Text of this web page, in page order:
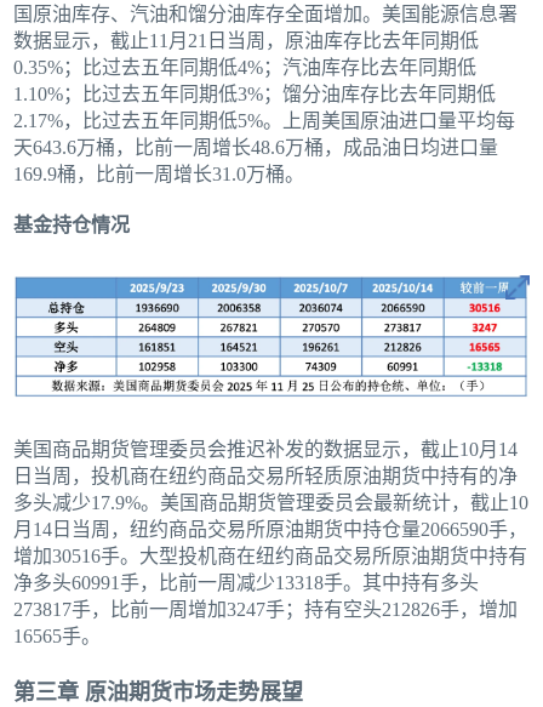
国原油库存、汽油和馏分油库存全面增加。美国能源信息署
数据显示，截止11月21日当周，原油库存比去年同期低
0.35%；比过去五年同期低4%；汽油库存比去年同期低
1.10%；比过去五年同期低3%；馏分油库存比去年同期低
2.17%，比过去五年同期低5%。上周美国原油进口量平均每
天643.6万桶，比前一周增长48.6万桶，成品油日均进口量
169.9桶，比前一周增长31.0万桶。
基金持仓情况
美国商品期货管理委员会推迟补发的数据显示，截止10月14
日当周，投机商在纽约商品交易所轻质原油期货中持有的净
多头减少17.9%。美国商品期货管理委员会最新统计，截止10
月14日当周，纽约商品交易所原油期货中持仓量2066590手，
增加30516手。大型投机商在纽约商品交易所原油期货中持有
净多头60991手，比前一周减少13318手。其中持有多头
273817手，比前一周增加3247手；持有空头212826手，增加
16565手。
第三章 原油期货市场走势展望